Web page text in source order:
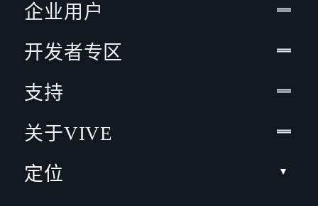
企业用户
开发者专区
支持
关于VIVE
定位